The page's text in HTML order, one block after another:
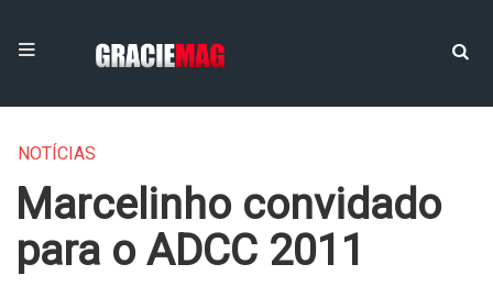
NOTÍCIAS
Marcelinho convidado
para o ADCC 2011